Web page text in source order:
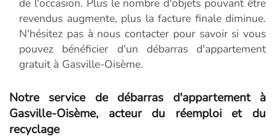
revendus augmente, plus la facture finale diminue.
N'hésitez pas à nous contacter pour savoir si vous
pouvez bénéficier d'un débarras d'appartement
gratuit à Gasville-Oisème.
Notre service de débarras d'appartement à
Gasville-Oisème, acteur du réemploi et du
recyclage